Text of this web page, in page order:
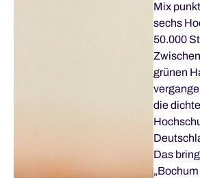
Mix
sechs
50.000
grünen
die
Das